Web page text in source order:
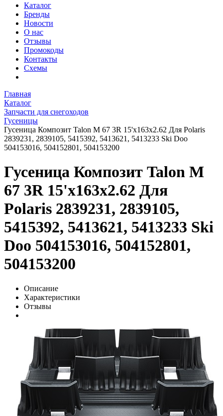
Каталог
Бренды
Новости
О нас
Отзывы
Промокоды
Контакты
Схемы
Главная
Каталог
Запчасти для снегоходов
Гусеницы
Гусеница Композит Talon M 67 3R 15'x163х2.62 Для Polaris
2839231, 2839105, 5415392, 5413621, 5413233 Ski Doo
504153016, 504152801, 504153200
Гусеница Композит Talon M
67 3R 15'x163х2.62 Для
Polaris 2839231, 2839105,
5415392, 5413621, 5413233 Ski
Doo 504153016, 504152801,
504153200
Описание
Характеристики
Отзывы